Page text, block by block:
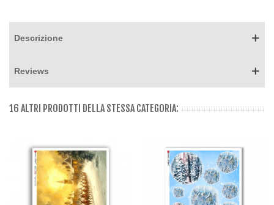
Descrizione
Reviews
16 ALTRI PRODOTTI DELLA STESSA CATEGORIA: